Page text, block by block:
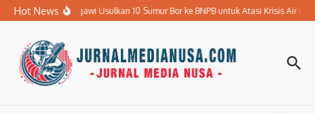
Lewati ke konten
Hot News
Pemkab Ngawi Usulkan 10 Sumur Bor ke BNPB untuk Atasi Krisis Air Bersih